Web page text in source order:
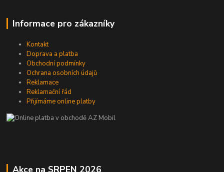
Informace pro zákazníky
Kontakt
Doprava a platba
Obchodní podmínky
Ochrana osobních údajů
Reklamace
Reklamační řád
Přijímáme online platby
Akce na SRPEN 2026